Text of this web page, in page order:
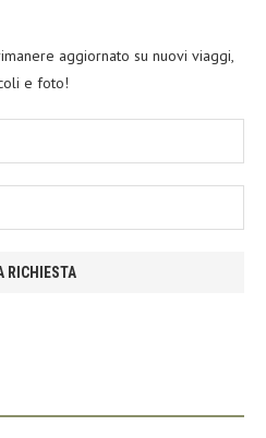
aggiornato su nuovi viaggi,
e foto!